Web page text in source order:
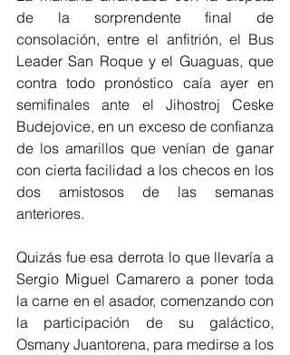
de la sorprendente final de
consolación, entre el anfitrión, el Bus
Leader San Roque y el Guaguas, que
contra todo pronóstico caía ayer en
semifinales ante el Jihostroj Ceske
Budejovice, en un exceso de confianza
de los amarillos que venían de ganar
con cierta facilidad a los checos en los
dos amistosos de las semanas
anteriores.
Quizás fue esa derrota lo que llevaría a
Sergio Miguel Camarero a poner toda
la carne en el asador, comenzando con
la participación de su galáctico,
Osmany Juantorena, para medirse a los